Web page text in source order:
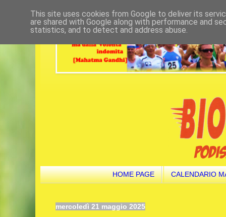
HOME PAGE CALENDARIO
mercoledì 21 maggio 2025
This site uses cookies from Google to deliver its
are shared with Google along with performance and
statistics, and to detect and address abuse.